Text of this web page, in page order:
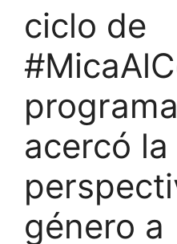
ciclo de
acercó la
género a